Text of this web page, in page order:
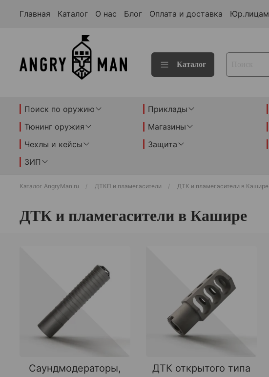
Главная Каталог О нас Блог Оплата и доставка Юр.лицам
Каталог
Поиск по оружию Приклады
Тюнинг оружия
Магазины
Чехлы и кейсы
Защита
ЗИП
Каталог AngryMan.ru ДТКП и пламегасители ДТК и пламегасители в Кашире
ДТК и пламегасители в Кашире
Саундмодераторы,
ДТК открытого типа